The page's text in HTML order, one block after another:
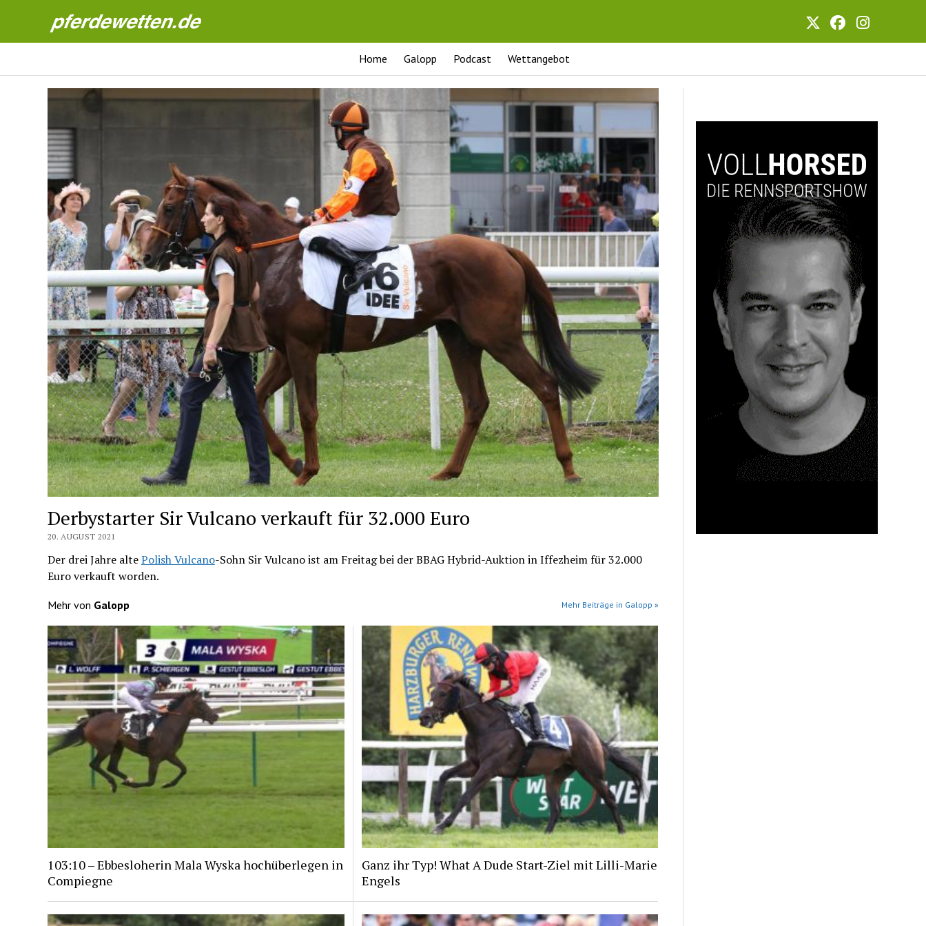
Pferdewetten News
Home Galopp Podcast Wettangebot
Derbystarter Sir Vulcano verkauft für 32.000 Euro
20. AUGUST 2021
Der drei Jahre altePolish Vulcano-Sohn Sir Vulcano ist am Freitag bei der BBAG Hybrid-Auktion in Iffezheim für 32.000
Euro verkauft worden.
Mehr von Galopp Mehr Beiträge in Galopp »
103:10 – Ebbesloherin Mala Wyska hochüberlegen in
Compiegne
Ganz ihr Typ! What A Dude Start-Ziel mit Lilli-Marie
Engels